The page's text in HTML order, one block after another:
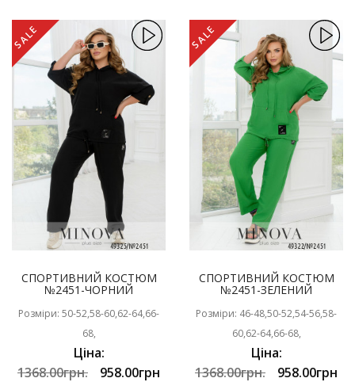
SALE
СПОРТИВНИЙ КОСТЮМ
№2451-ЧОРНИЙ
Розміри: 50-52,58-60,62-64,66-
68,
Ціна:
1368.00грн.
958.00грн
SALE
СПОРТИВНИЙ КОСТЮМ
№2451-ЗЕЛЕНИЙ
Розміри: 46-48,50-52,54-56,58-
60,62-64,66-68,
Ціна:
1368.00грн.
958.00грн